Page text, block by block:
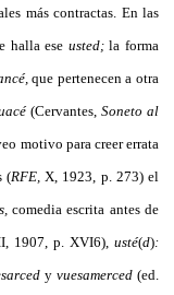
más contractas. En las
halla ese usted;la forma
que pertenecen a otra
(Cervantes, So­neto al
motivo para creer errata
(RFE,X, 1923, p. 273) el
comedia escrita antes de
1907, p. XVI6), usté(d):
y vuesamerced(ed.